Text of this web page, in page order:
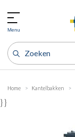
Menu
Home Kantelbakken
} }